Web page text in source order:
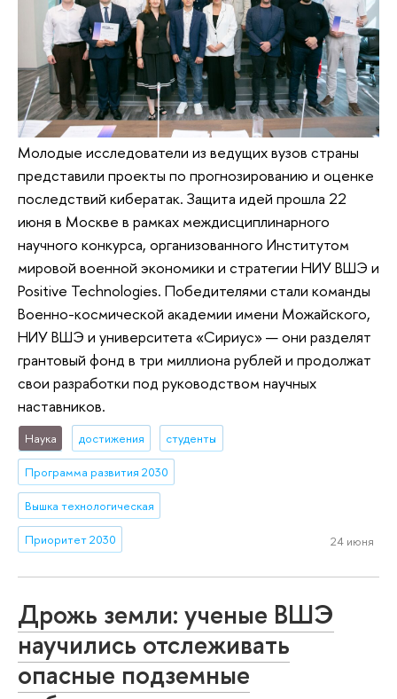
Молодые исследователи из ведущих вузов страны
представили проекты по прогнозированию и оценке
последствий кибератак. Защита идей прошла 22
июня в Москве в рамках междисциплинарного
научного конкурса, организованного Институтом
мировой военной экономики и стратегии НИУ ВШЭ и
Positive Technologies. Победителями стали команды
Военно-космической академии имени Можайского,
НИУ ВШЭ и университета «Сириус» — они разделят
грантовый фонд в три миллиона рублей и продолжат
свои разработки под руководством научных
наставников.
Наука достижения студенты
Программа развития 2030
Вышка технологическая
Приоритет 2030 24 июня
Дрожь земли: ученые ВШЭ
научились отслеживать
опасные подземные